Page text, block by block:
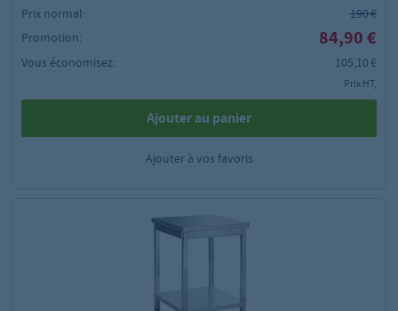
Prix normal:
190 €
Promotion:
84,90 €
Vous économisez: 105,10 €
Prix HT,
Ajouter au panier
Ajouter à vos favoris